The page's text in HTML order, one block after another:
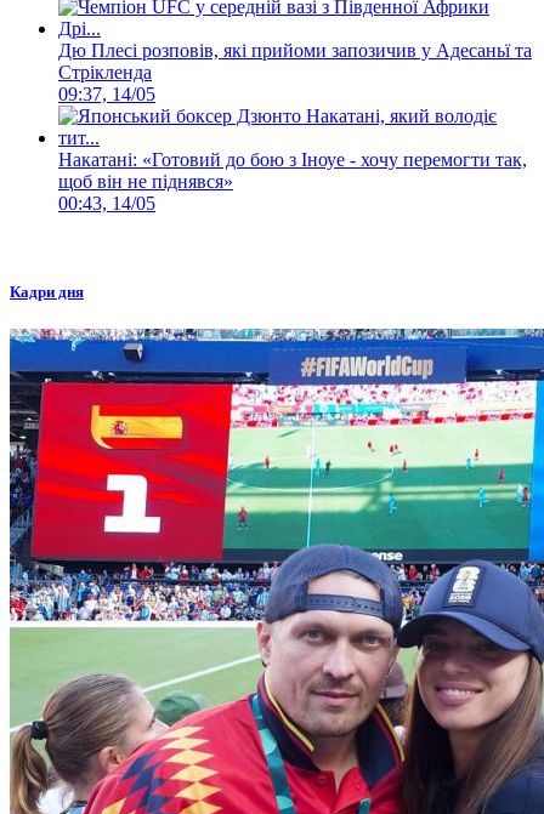
Дю Плесі розповів, які прийоми запозичив у Адесаньї та
Стрікленда
09:37, 14/05
Накатані: «Готовий до бою з Іноуе - хочу перемогти так,
щоб він не піднявся»
00:43, 14/05
Кадри дня